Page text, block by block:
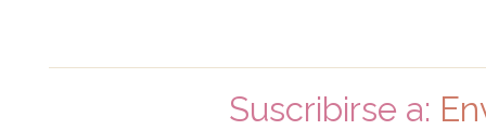
Suscribirse a: